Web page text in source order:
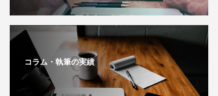
コラム・執筆の実績